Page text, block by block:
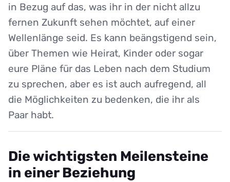
in Bezug auf das, was ihr in der nicht allzu
fernen Zukunft sehen möchtet, auf einer
Wellenlänge seid. Es kann beängstigend sein,
über Themen wie Heirat, Kinder oder sogar
eure Pläne für das Leben nach dem Studium
zu sprechen, aber es ist auch aufregend, all
die Möglichkeiten zu bedenken, die ihr als
Paar habt.
Die wichtigsten Meilensteine
in einer Beziehung